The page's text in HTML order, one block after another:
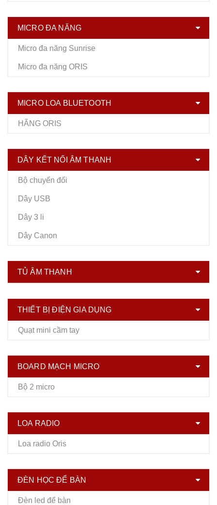
MICRO ĐA NĂNG
Micro đa năng Sunrise
Micro đa năng ORIS
MICRO LOA BLUETOOTH
HÃNG ORIS
DÂY KẾT NỐI ÂM THANH
Bộ chuyển đổi
Dây USB
Dây 3 li
Dây Canon
TỦ ÂM THANH
THIẾT BỊ ĐIỆN GIA DỤNG
Quạt mini cầm tay
BOARD MẠCH MICRO
Bộ 2 micro
LOA RADIO
Loa radio Oris
ĐÈN HỌC ĐỂ BÀN
Đèn led để bàn